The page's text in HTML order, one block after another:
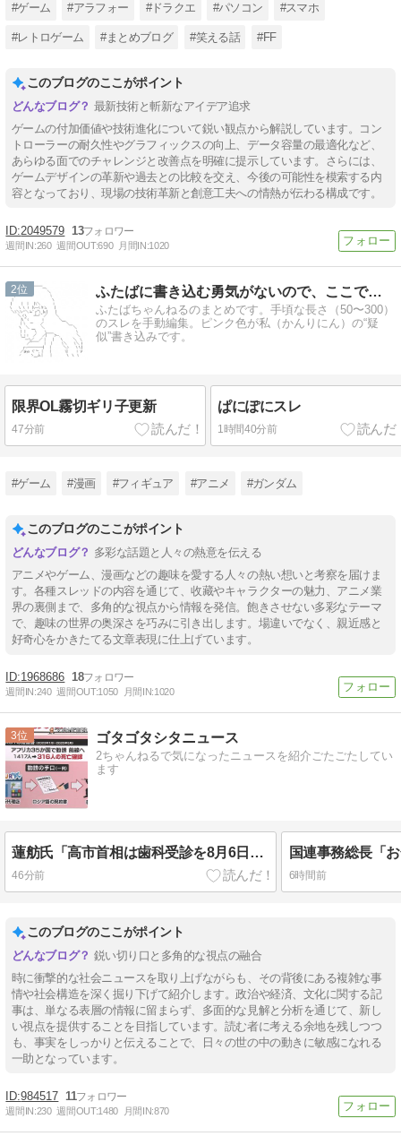
#ゲーム #アラフォー #ドラクエ #パソコン #スマホ
#レトロゲーム #まとめブログ #笑える話 #FF
このブログのここがポイント
最新技術と斬新なアイデア追求
ゲームの付加価値や技術進化について鋭い観点から解説しています。コン
トローラーの耐久性やグラフィックスの向上、データ容量の最適化など、
あらゆる面でのチャレンジと改善点を明確に提示しています。さらには、
ゲームデザインの革新や過去との比較を交え、今後の可能性を模索する内
容となっており、現場の技術革新と創意工夫への情熱が伝わる構成です。
2049579 13
週間IN:260 週間OUT:690 月間IN:1020
2 ふたばに書き込む勇気がないので、ここで勝手に参加するブログ
ふたばちゃんねるのまとめです。手頃な長さ（50〜300）
のスレを手動編集。ピンク色が私（かんりにん）の“疑
似”書き込みです。
限界OL霧切ギリ子更新
47分前
ぱにぽにスレ
1時間40分前
#ゲーム #漫画 #フィギュア #アニメ #ガンダム
このブログのここがポイント
多彩な話題と人々の熱意を伝える
アニメやゲーム、漫画などの趣味を愛する人々の熱い想いと考察を届けま
す。各種スレッドの内容を通じて、收藏やキャラクターの魅力、アニメ業
界の裏側まで、多角的な視点から情報を発信。飽きさせない多彩なテーマ
で、趣味の世界の奥深さを巧みに引き出します。場違いでなく、親近感と
好奇心をかきたてる文章表現に仕上げています。
1968686 18
週間IN:240 週間OUT:1050 月間IN:1020
3 ゴタゴタシタニュース
2ちゃんねるで気になったニュースを紹介ごたごたしてい
ます
蓮舫氏「高市首相は歯科受診を8月6日（原爆の日）を避けて行くべきお立場ではないでしょうか」
46分前 6時間前
このブログのここがポイント
鋭い切り口と多角的な視点の融合
時に衝撃的な社会ニュースを取り上げながらも、その背後にある複雑な事
情や社会構造を深く掘り下げて紹介します。政治や経済、文化に関する記
事は、単なる表層の情報に留まらず、多面的な見解と分析を通じて、新し
い視点を提供することを目指しています。読む者に考える余地を残しつつ
も、事実をしっかりと伝えることで、日々の世の中の動きに敏感になれる
一助となっています。
984517 11
週間IN:230 週間OUT:1480 月間IN:870